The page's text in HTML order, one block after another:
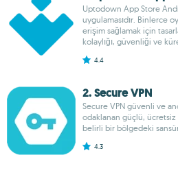
Uptodown App Store
uygulamasıdır. Binlerce
erişim sağlamak için
kolaylığı, güvenliği ve
4.4
2. Secure VPN
Secure VPN güvenli ve
odaklanan güçlü, ücretsiz
belirli bir bölgedeki
4.3